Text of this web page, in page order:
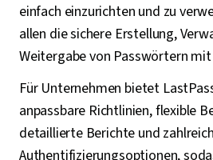
einfach einzurichten und zu
allen die sichere Erstellung,
Weitergabe von Passwörtern
Für Unternehmen bietet
anpassbare Richtlinien, flexible
detaillierte Berichte und
Authentifizierungsoptionen,